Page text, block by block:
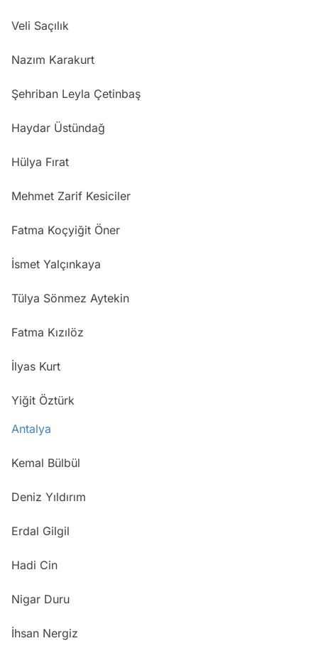
Veli Saçılık
Nazım Karakurt
Şehriban Leyla Çetinbaş
Haydar Üstündağ
Hülya Fırat
Mehmet Zarif Kesiciler
Fatma Koçyiğit Öner
İsmet Yalçınkaya
Tülya Sönmez Aytekin
Fatma Kızılöz
İlyas Kurt
Yiğit Öztürk
Antalya
Kemal Bülbül
Deniz Yıldırım
Erdal Gilgil
Hadi Cin
Nigar Duru
İhsan Nergiz